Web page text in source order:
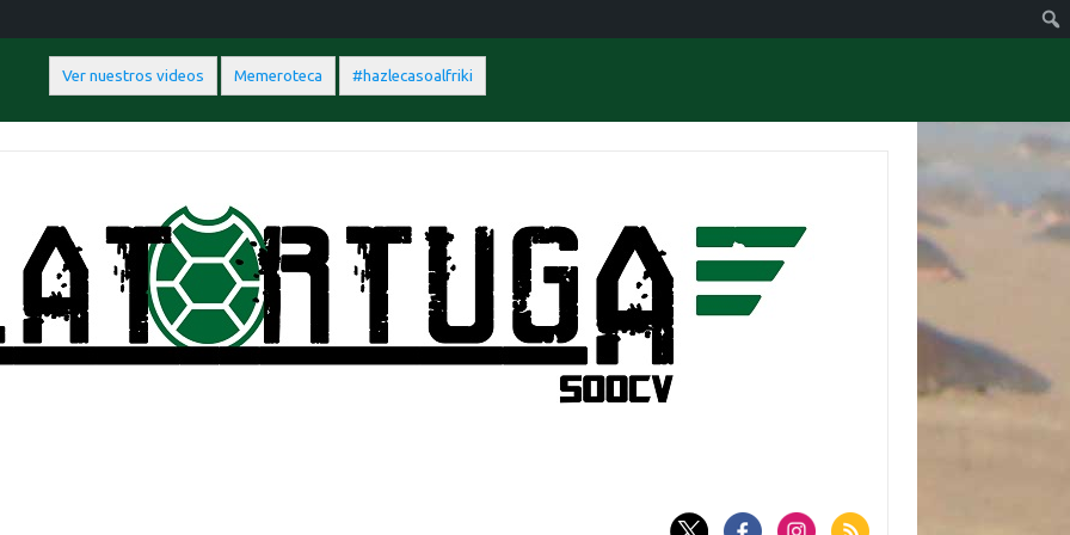
Ver nuestros videos Memeroteca #hazlecasoalfriki